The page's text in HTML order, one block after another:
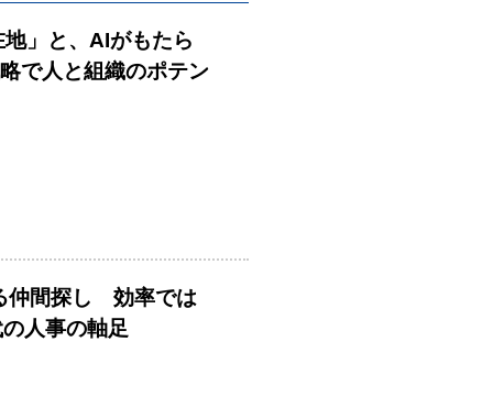
」と、AIがもたら
で人と組織のポテン
仲間探し 効率では
人事の軸足